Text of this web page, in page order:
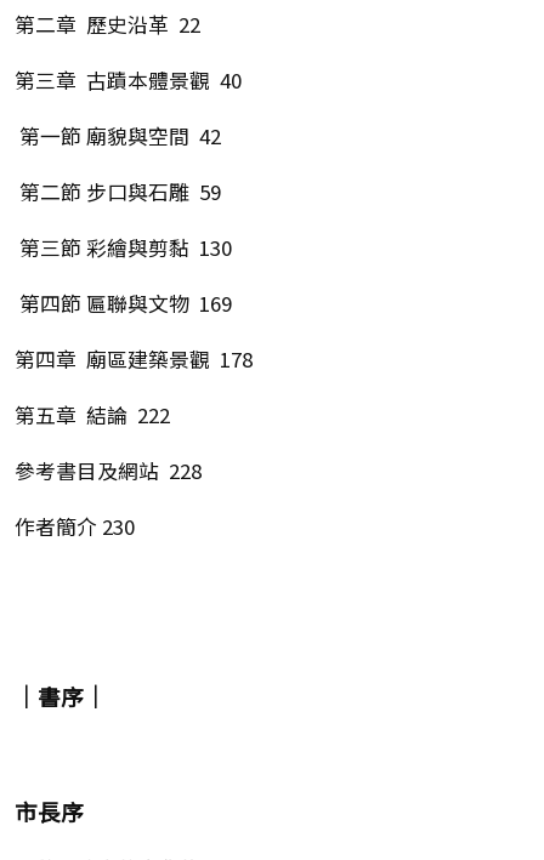
第二章 歷史沿革 22
第三章 古蹟本體景觀 40
第一節 廟貌與空間 42
第二節 步口與石雕 59
第三節 彩繪與剪黏 130
第四節 匾聯與文物 169
第四章 廟區建築景觀 178
第五章 結論 222
參考書目及網站 228
作者簡介 230
｜書序｜
市長序